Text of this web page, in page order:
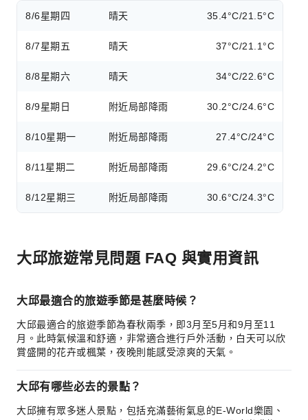
8/6星期四 晴天 35.4°C/21.5°C
8/7星期五 晴天 37°C/21.1°C
8/8星期六 晴天 34°C/22.6°C
8/9星期日 附近局部降雨 30.2°C/24.6°C
8/10星期一 附近局部降雨 27.4°C/24°C
8/11 星期二 附近局部降雨 29.6°C/24.2°C
8/12星期三 附近局部降雨 30.6°C/24.3°C
大邱旅遊常見問題 FAQ 與實用資訊
大邱最適合的旅遊季節是甚麼時候？
大邱最適合的旅遊季節為春秋兩季，即3月至5月和9月至11
月。此時氣候溫和舒適，非常適合進行戶外活動，白天可以欣
賞盛開的花卉或楓葉，夜晚則能感受涼爽的天氣。
大邱有哪些必去的景點？
大邱擁有眾多迷人景點，包括充滿藝術氣息的E-World樂園、